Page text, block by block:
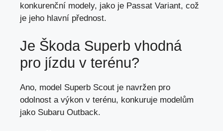
konkurenční modely, jako je Passat Variant, což
je jeho hlavní přednost.
Je Škoda Superb vhodná
pro jízdu v terénu?
Ano, model Superb Scout je navržen pro
odolnost a výkon v terénu, konkuruje modelům
jako Subaru Outback.